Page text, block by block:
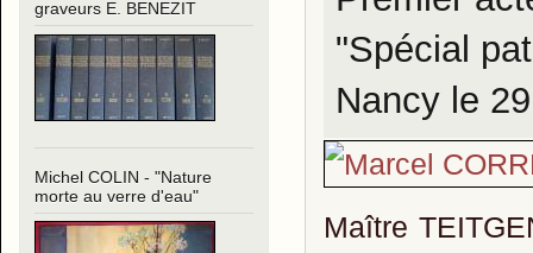
graveurs E. BENEZIT
Michel COLIN - "Nature
morte au verre d'eau"
"Spécial
Nancy le
Maître